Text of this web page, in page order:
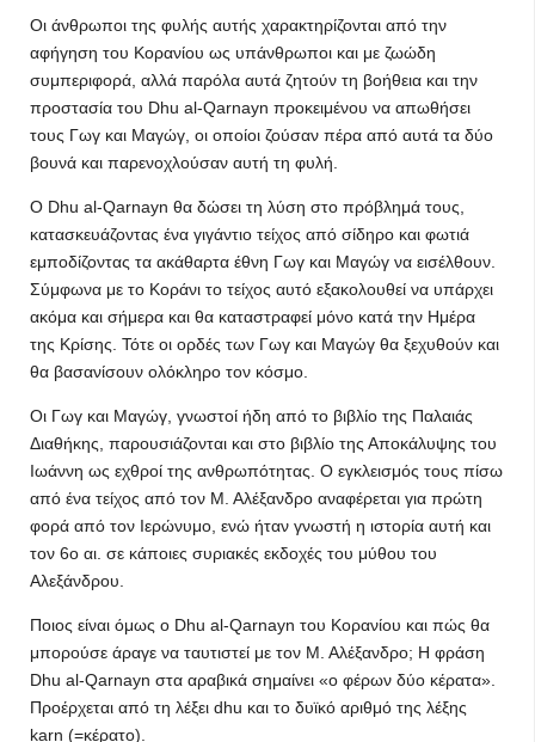
Οι άνθρωποι της φυλής αυτής χαρακτηρίζονται από την
αφήγηση του Κορανίου ως υπάνθρωποι και με ζωώδη
συμπεριφορά, αλλά παρόλα αυτά ζητούν τη βοήθεια και την
προστασία του Dhu al-Qarnayn προκειμένου να απωθήσει
τους Γωγ και Μαγώγ, οι οποίοι ζούσαν πέρα από αυτά τα δύο
βουνά και παρενοχλούσαν αυτή τη φυλή.
Ο Dhu al-Qarnayn θα δώσει τη λύση στο πρόβλημά τους,
κατασκευάζοντας ένα γιγάντιο τείχος από σίδηρο και φωτιά
εμποδίζοντας τα ακάθαρτα έθνη Γωγ και Μαγώγ να εισέλθουν.
Σύμφωνα με το Κοράνι το τείχος αυτό εξακολουθεί να υπάρχει
ακόμα και σήμερα και θα καταστραφεί μόνο κατά την Ημέρα
της Κρίσης. Τότε οι ορδές των Γωγ και Μαγώγ θα ξεχυθούν και
θα βασανίσουν ολόκληρο τον κόσμο.
Οι Γωγ και Μαγώγ, γνωστοί ήδη από το βιβλίο της Παλαιάς
Διαθήκης, παρουσιάζονται και στο βιβλίο της Αποκάλυψης του
Ιωάννη ως εχθροί της ανθρωπότητας. Ο εγκλεισμός τους πίσω
από ένα τείχος από τον Μ. Αλέξανδρο αναφέρεται για πρώτη
φορά από τον Ιερώνυμο, ενώ ήταν γνωστή η ιστορία αυτή και
τον 6ο αι. σε κάποιες συριακές εκδοχές του μύθου του
Αλεξάνδρου.
Ποιος είναι όμως ο Dhu al-Qarnayn του Κορανίου και πώς θα
μπορούσε άραγε να ταυτιστεί με τον Μ. Αλέξανδρο; Η φράση
Dhu al-Qarnayn στα αραβικά σημαίνει «ο φέρων δύο κέρατα».
Προέρχεται από τη λέξει dhu και το δυϊκό αριθμό της λέξης
karn (=κέρατο).